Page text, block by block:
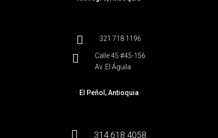
 321 718 1196

Calle 45 #45-156
Av. El Águila
El Peñol, Antioquia
 314 618 4058